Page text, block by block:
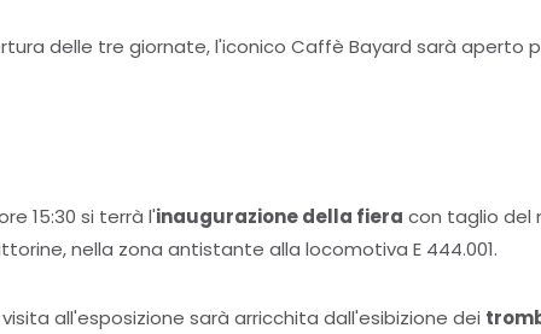
delle tre giornate, l'iconico Caffè Bayard sarà aperto
15:30 si terrà l'inaugurazione della fiera con taglio del
nella zona antistante alla locomotiva E 444.001.
all'esposizione sarà arricchita dall'esibizione dei